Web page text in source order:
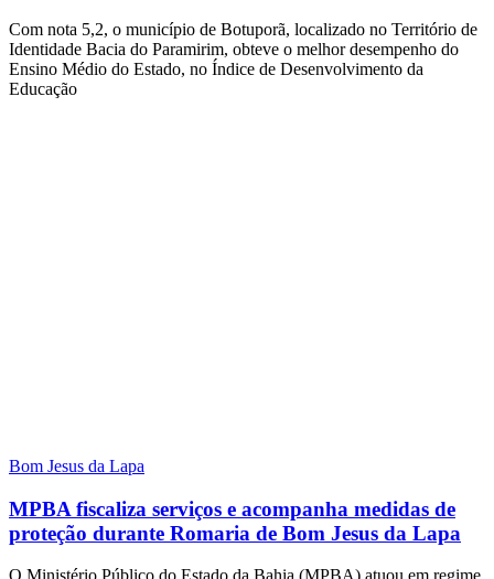
Com nota 5,2, o município de Botuporã, localizado no Território de
Identidade Bacia do Paramirim, obteve o melhor desempenho do
Ensino Médio do Estado, no Índice de Desenvolvimento da
Educação
Bom Jesus da Lapa
MPBA fiscaliza serviços e acompanha medidas de
proteção durante Romaria de Bom Jesus da Lapa